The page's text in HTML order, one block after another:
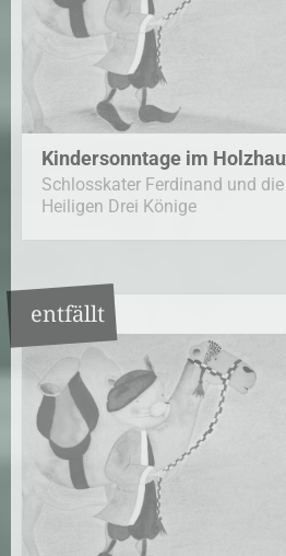
Kindersonntage im
Schlosskater Ferdinand und
Heiligen Drei Könige
entfällt